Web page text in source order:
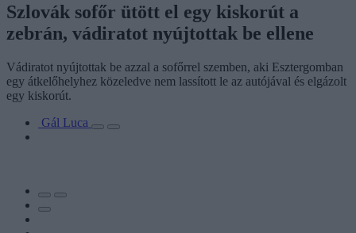
Szlovák sofőr ütött el egy kiskorút a
zebrán, vádiratot nyújtottak be ellene
Vádiratot nyújtottak be azzal a sofőrrel szemben, aki Esztergomban
egy átkelőhelyhez közeledve nem lassított le az autójával és elgázolt
egy kiskorút.
Gál Luca